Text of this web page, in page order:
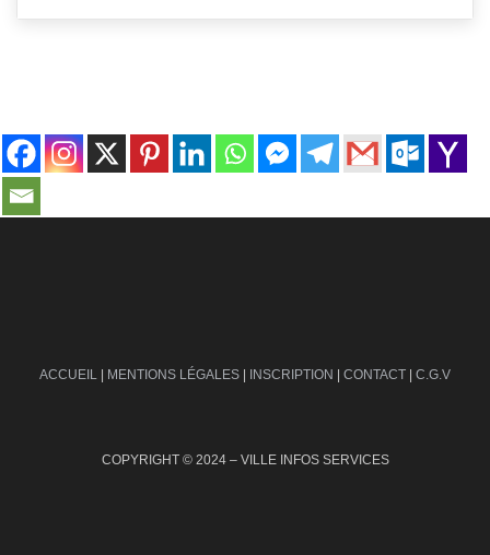
ACCUEIL | MENTIONS LÉGALES | INSCRIPTION | CONTACT | C.G.V
COPYRIGHT © 2024 – VILLE INFOS SERVICES